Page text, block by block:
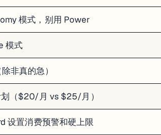
模式，别用 Power
模式
非真的急）
（$20/月 vs $25/月）
设置消费预警和硬上限